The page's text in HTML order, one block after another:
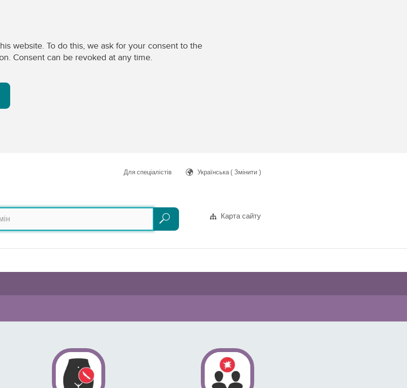
website. To do this, we ask for your consent to the
Consent can be revoked at any time.
Для спеціалістів Українська ( Змінити )
Пошук
Пошук
Карта сайту